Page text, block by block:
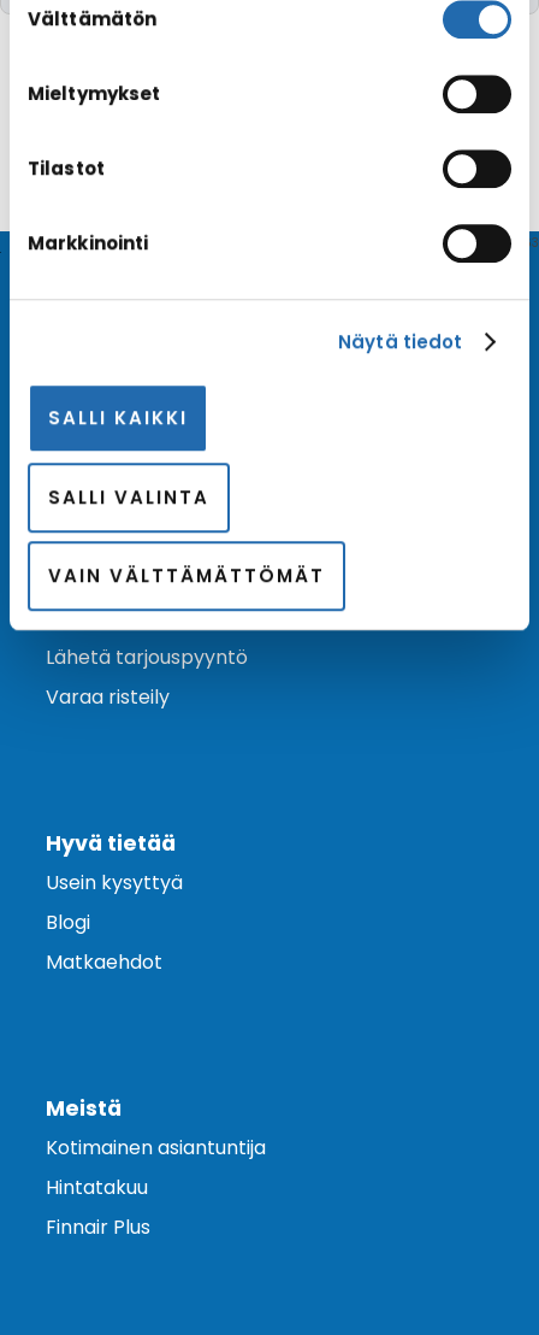
evästeasetuksiesi hyväksyntää sivuston
linkistä.
valinta
Välttämätön
Mieltymykset
Tilastot
Markkinointi
Näytä tiedot
SALLI KAIKKI
SALLI VALINTA
VAIN VÄLTTÄMÄTTÖMÄT
V4.1663
varustamoiden tarjouksista ja kampanjaeduista.
Ota yhteyttä
Asiakaspalvelu
Lähetä tarjouspyyntö
Varaa risteily
Hyvä tietää
Usein kysyttyä
Blogi
Matkaehdot
Meistä
Kotimainen asiantuntija
Hintatakuu
Finnair Plus